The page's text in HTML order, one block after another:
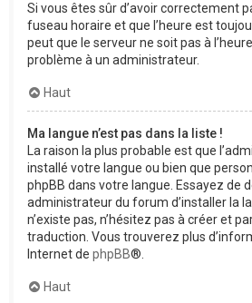
Si vous êtes sûr d’avoir correctement
fuseau horaire et que l’heure est
peut que le serveur ne soit pas à
problème à un administrateur.
Haut
Ma langue n’est pas dans la liste !
La raison la plus probable est que
installé votre langue ou bien que
phpBB dans votre langue. Essayez de
administrateur du forum d’installer la
n’existe pas, n’hésitez pas à créer et
traduction. Vous trouverez plus
Internet de phpBB®.
Haut